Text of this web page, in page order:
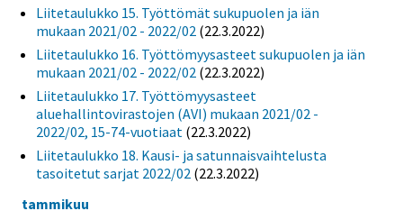
Liitetaulukko 15. Työttömät sukupuolen ja iän
mukaan 2021/02 - 2022/02 (22.3.2022)
Liitetaulukko 16. Työttömyysasteet sukupuolen ja iän
mukaan 2021/02 - 2022/02 (22.3.2022)
Liitetaulukko 17. Työttömyysasteet
aluehallintovirastojen (AVI) mukaan 2021/02 -
2022/02, 15-74-vuotiaat (22.3.2022)
Liitetaulukko 18. Kausi- ja satunnaisvaihtelusta
tasoitetut sarjat 2022/02 (22.3.2022)
tammikuu